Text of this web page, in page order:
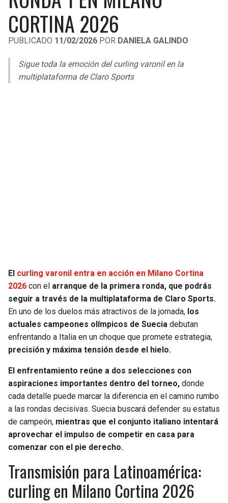
LIGA DE EXPANSIÓN MX
LEAGUES CUP
UEFA EUROPA LEAGUE
UEFA CONFERENCE LEAGUE
COPA LIBERTADORES
CORTINA 2026
PUBLICADO 11/02/2026 POR DANIELA GALINDO
Sigue toda la emoción del curling varonil en la
multiplataforma de Claro Sports
El curling varonil entra en acción en Milano Cortina
2026 con el arranque de la primera ronda, que podrás
seguir a través de la multiplataforma de Claro Sports.
En uno de los duelos más atractivos de la jornada, los
actuales campeones olímpicos de Suecia debutan
enfrentando a Italia en un choque que promete estrategia,
precisión y máxima tensión desde el hielo.
El enfrentamiento reúne a dos selecciones con
aspiraciones importantes dentro del torneo, donde
cada detalle puede marcar la diferencia en el camino rumbo
a las rondas decisivas. Suecia buscará defender su estatus
de campeón, mientras que el conjunto italiano intentará
aprovechar el impulso de competir en casa para
comenzar con el pie derecho.
Transmisión para Latinoamérica:
curling en Milano Cortina 2026